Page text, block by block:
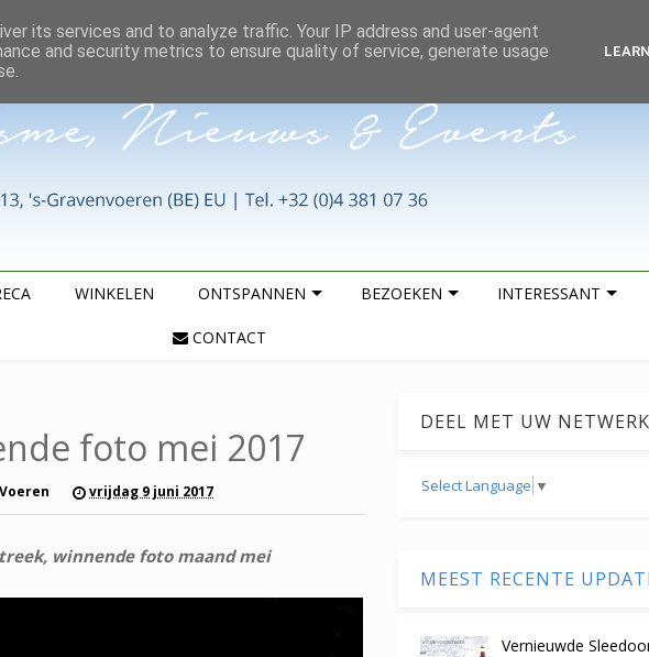
WINKELEN ONTSPANNEN BEZOEKEN INTERESSANT
CONTACT
foto mei 2017
vrijdag 9 juni 2017
winnende foto maand mei
DEEL MET UW NETWERK
Select Language ▼
MEEST RECENTE
Vernieuwde
its services and to analyze traffic. Your IP address and user-agent
and security metrics to ensure quality of service, generate usage